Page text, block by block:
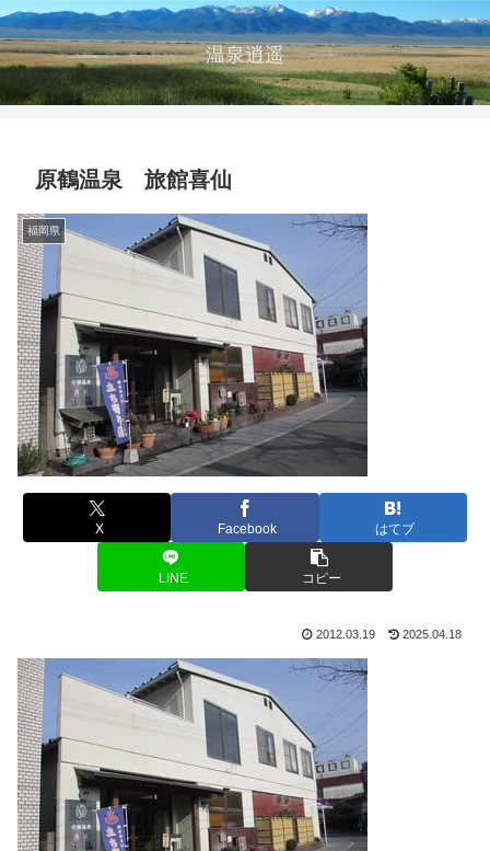
温泉逍遥
原鶴温泉 旅館喜仙
福岡県
X Facebook はてブ
LINE コピー
2012.03.19 2025.04.18